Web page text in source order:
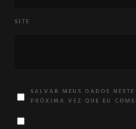
SITE
SALVAR MEUS DADOS
PRÓXIMA VEZ QUE EU